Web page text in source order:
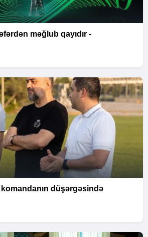
məğlub qayıdır -
düşərgəsində